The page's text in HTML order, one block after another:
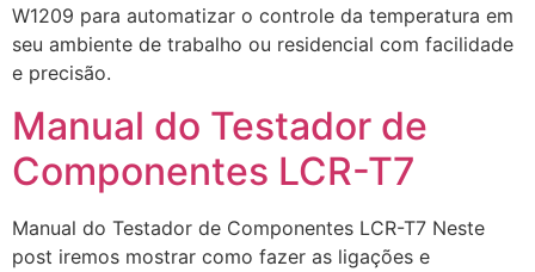
W1209 para automatizar o controle da temperatura em
seu ambiente de trabalho ou residencial com facilidade
e precisão.
Manual do Testador de
Componentes LCR-T7
Manual do Testador de Componentes LCR-T7 Neste
post iremos mostrar como fazer as ligações e